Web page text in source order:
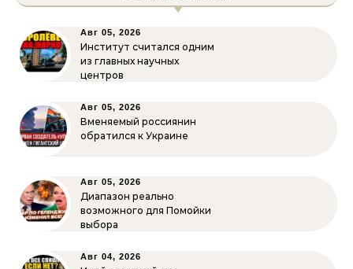
Авг 05, 2026
Институт считался одним
из главных научных
центров
Авг 05, 2026
Вменяемый россиянин
обратился к Украине
Авг 05, 2026
Диапазон реально
возможного для Помойки
выбора
Авг 04, 2026